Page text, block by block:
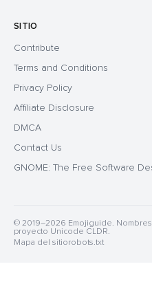
SITIO
Contribute
Terms and Conditions
Privacy Policy
Affiliate Disclosure
DMCA
Contact Us
GNOME: The Free Software
© 2019–2026 Emojiguide.
proyecto Unicode CLDR.
Mapa del sitiorobots.txt